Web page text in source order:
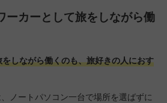
ーカーとして旅をしながら働
しながら働くのも、旅好きの人におす
ノートパソコン一台で場所を選ばずに